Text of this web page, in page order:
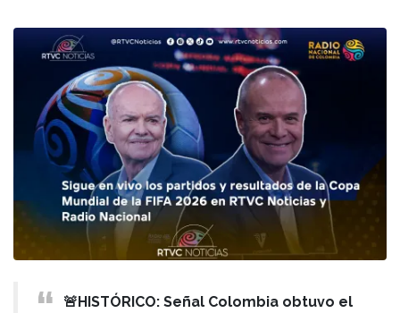
🚨HISTÓRICO: Señal Colombia obtuvo el